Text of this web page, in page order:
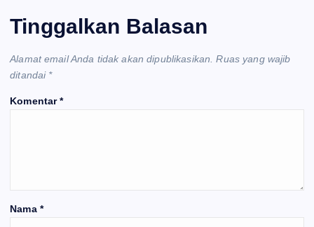
Tinggalkan Balasan
Alamat email Anda tidak akan dipublikasikan. Ruas yang wajib
ditandai *
Komentar*
Nama *